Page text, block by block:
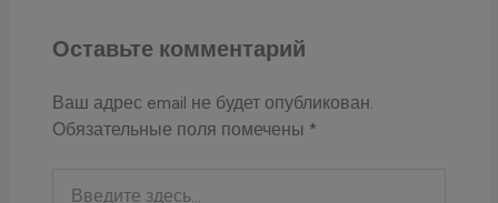
Оставьте комментарий
Ваш адрес email не будет опубликован.
Обязательные поля помечены *